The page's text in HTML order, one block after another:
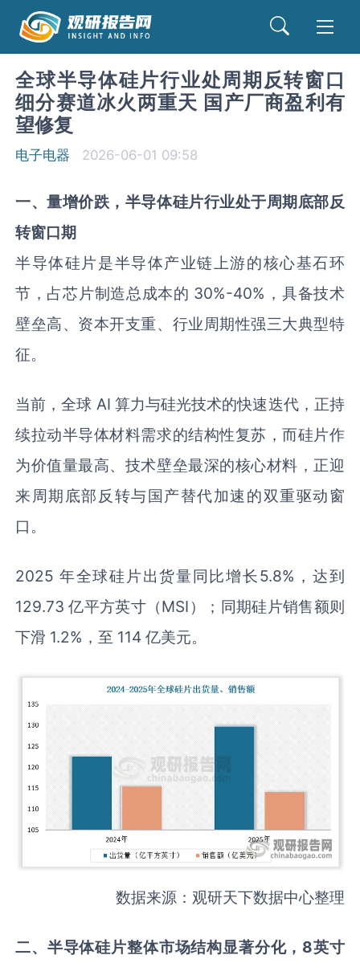
全球半导体硅片行业处周期反转窗口
细分赛道冰火两重天 国产厂商盈利有
望修复
电子电器 2026-06-01 09:58
一、量增价跌 ， 半导体硅片行业处于周期底部反
转窗口期
半导体硅片是半导体产业链上游的核心基石环
节，占芯片制造总成本的 30%-40%，具备技术
壁垒高、资本开支重、行业周期性强三大典型特
征。
当前，全球 AI 算力与硅光技术的快速迭代，正持
续拉动半导体材料需求的结构性复苏，而硅片作
为价值量最高、技术壁垒最深的核心材料，正迎
来周期底部反转与国产替代加速的双重驱动窗
口。
2025 年全球硅片出货量同比增长5.8%，达到
129.73 亿平方英寸（MSI）；同期硅片销售额则
下滑 1.2%，至 114 亿美元。
数据来源：观研天下数据中心整理
二、 半导体硅片整体市场结构显著分化， 8英寸